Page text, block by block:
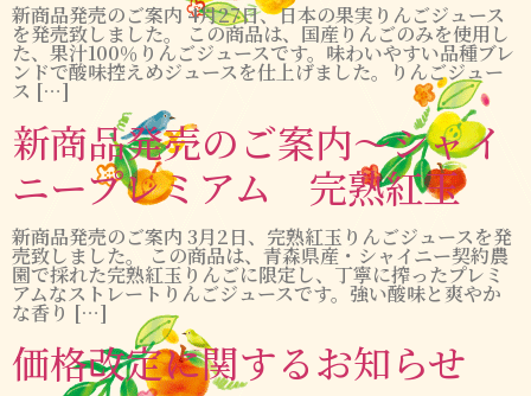
新商品発売のご案内 4月27日、日本の果実りんごジュース
を発売致しました。 この商品は、国産りんごのみを使用し
た、果汁100％りんごジュースです。味わいやすい品種ブレ
ンドで酸味控えめジュースを仕上げました。りんごジュー
ス […]
新商品発売のご案内～シャイ
ニープレミアム 完熟紅玉
新商品発売のご案内 3月2日、完熟紅玉りんごジュースを発
売致しました。 この商品は、青森県産・シャイニー契約農
園で採れた完熟紅玉りんごに限定し、丁寧に搾ったプレミ
アムなストレートりんごジュースです。強い酸味と爽やか
な香り […]
価格改定に関するお知らせ